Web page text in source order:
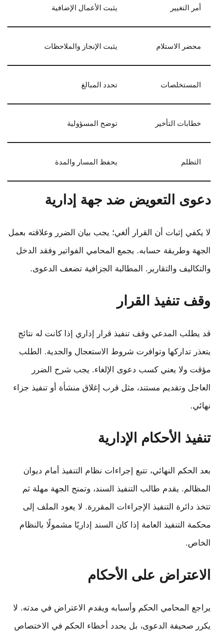
أمر التغيير يثبت الأعمال الإضافية
محضر الاستلام يثبت الإنجاز والملاحظات
المستخلصات تحدد المبالغ
خطابات التأخير توضح المسؤولية
التظلم يحفظ المسار والمدة
دعوى التعويض ضد جهة إدارية
لا يكفي إثبات أن القرار ألغي؛ يجب بيان الضرر وعلاقته بعمل
الجهة وطريقة حسابه. يجمع المحامي الفواتير وفقد الدخل
والتكاليف والتقارير. المطالبة الجزافية تضعف الدعوى.
وقف تنفيذ القرار
قد يطلب المدعي وقف تنفيذ قرار إداري إذا كانت له نتائج
يتعذر تداركها وتوافرت شروط الاستعجال والجدية. الطلب
مؤقت ولا يعني كسب دعوى الإلغاء. يجب شرح الضرر
العاجل وتقديم مستند، مثل قرب إغلاق منشأة أو تنفيذ جزاء
نهائي.
تنفيذ الأحكام الإدارية
بعد الحكم النهائي، تتبع إجراءات نظام التنفيذ أمام ديوان
المظالم. يقدم طالب التنفيذ السند، وتمنح الجهة مهلة ثم
تتخذ دائرة التنفيذ الإجراءات المقررة. لا يعود الملف إلى
محكمة التنفيذ العامة إذا كان السند إداريًا مشمولًا بالنظام
الخاص.
الاعتراض على الأحكام
يراجع المحامي الحكم وأسبابه ويقدم الاعتراض في مدته. لا
يكرر صحيفة الدعوى، بل يحدد أخطاء الحكم في الاختصاص